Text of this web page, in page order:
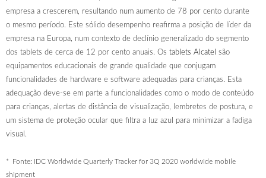
empresa a crescerem, resultando num aumento de 78 por cento durante
o mesmo período. Este sólido desempenho reafirma a posição de líder da
empresa na Europa, num contexto de declínio generalizado do segmento
dos tablets de cerca de 12 por cento anuais. Os tablets Alcatel
são
equipamentos educacionais de grande qualidade que conjugam
funcionalidades de hardware e software adequadas para crianças. Esta
adequação deve-se em parte a funcionalidades como o modo de conteúdo
para crianças, alertas de distância de visualização, lembretes de postura, e
um sistema de proteção ocular que filtra a luz azul para minimizar a fadiga
visual.
* Fonte: IDC Worldwide Quarterly Tracker for 3Q 2020 worldwide mobile
shipment